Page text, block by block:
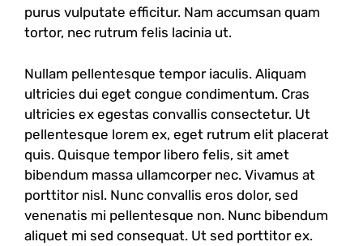
purus vulputate efficitur. Nam accumsan quam
tortor, nec rutrum felis lacinia ut.
Nullam pellentesque tempor iaculis. Aliquam
ultricies dui eget congue condimentum. Cras
ultricies ex egestas convallis consectetur. Ut
pellentesque lorem ex, eget rutrum elit placerat
quis. Quisque tempor libero felis, sit amet
bibendum massa ullamcorper nec. Vivamus at
porttitor nisl. Nunc convallis eros dolor, sed
venenatis mi pellentesque non. Nunc bibendum
aliquet mi sed consequat. Ut sed porttitor ex.